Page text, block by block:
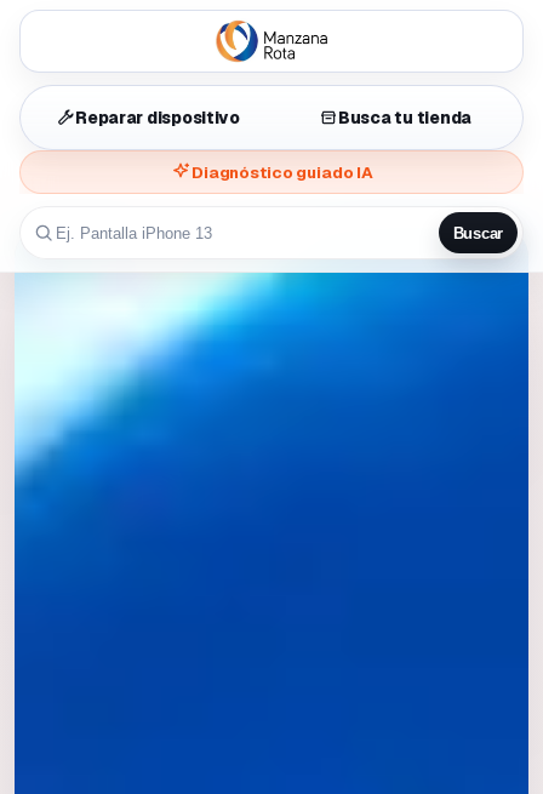
Reparar dispositivo Busca tu tienda
Diagnóstico guiado IA
Buscar